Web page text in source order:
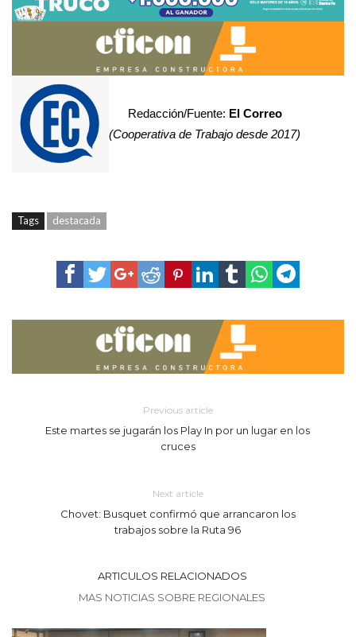
Redacción/Fuente: El Correo
(Cooperativa de Trabajo desde 2017)
Tags destacada
Previous article
Este martes se jugarán los Play In por un lugar en los
cruces
Next article
Chovet: Busquet confirmó que arrancaron los
trabajos sobre la Ruta 96
ARTICULOS RELACIONADOS
MAS NOTICIAS SOBRE REGIONALES